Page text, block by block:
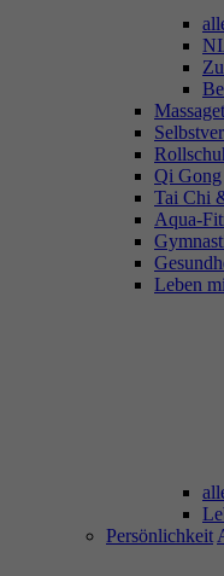
Qi Gong
Tai Chi
Aqua-
Leben
Persönlichkeit